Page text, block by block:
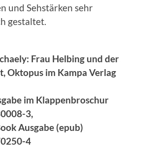
und Sehstärken sehr
gestaltet.
Frau Helbing und der
Oktopus im Kampa Verlag
im Klappenbroschur
3,
Ausgabe (epub)
4